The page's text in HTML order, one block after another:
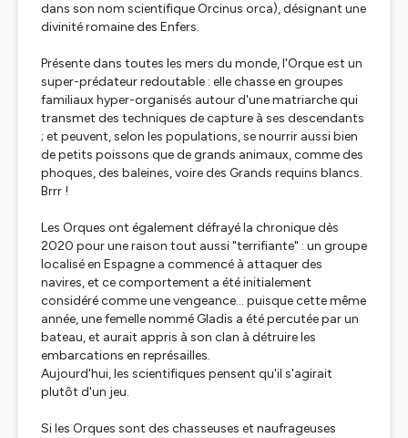
dans son nom scientifiqueOrcinus orca), désignant une
divinité romaine des Enfers.
Présente dans toutes les mers du monde, l'Orque est un
super-prédateur redoutable : elle chasse en groupes
familiaux hyper-organisés autour d'une matriarche qui
transmet des techniques de capture à ses descendants
; et peuvent, selon les populations, se nourrir aussi bien
de petits poissons que de grands animaux, comme des
phoques, des baleines, voire des Grands requins blancs.
Brrr !
Les Orques ont également défrayé la chronique dès
2020 pour une raison tout aussi "terrifiante" : un groupe
localisé en Espagne a commencé à attaquer des
navires, et ce comportement a été initialement
considéré comme une vengeance... puisque cette même
année, une femelle nommé Gladis a été percutée par un
bateau, et aurait appris à son clan à détruire les
embarcations en représailles.
Aujourd'hui, les scientifiques pensent qu'il s'agirait
plutôt d'un jeu.
Si les Orques sont des chasseuses et naufrageuses